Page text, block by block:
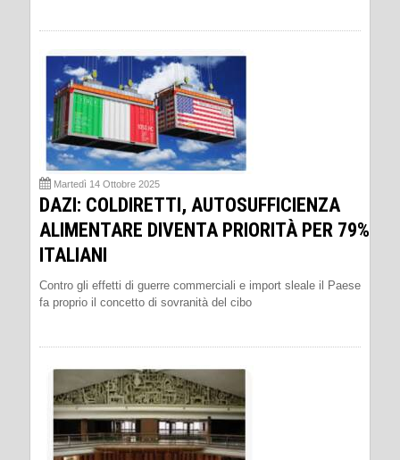
Martedì 14 Ottobre 2025
DAZI: COLDIRETTI, AUTOSUFFICIENZA
ALIMENTARE DIVENTA PRIORITÀ PER 79%
ITALIANI
Contro gli effetti di guerre commerciali e import sleale il Paese
fa proprio il concetto di sovranità del cibo